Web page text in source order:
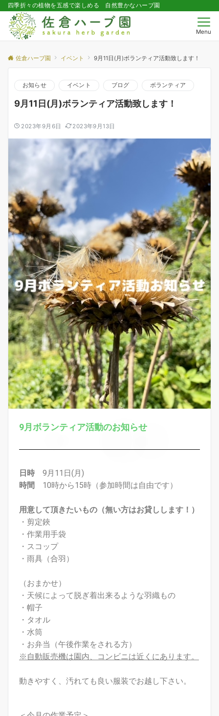
四季折々の植物を五感で楽しめる 自然豊かなハーブ園
Menu
佐倉ハーブ園 イベント 9月11日(月)ボランティア活動致します！
お知らせ イベント ブログ ボランティア
9月11日(月)ボランティア活動致します！
2023年9月6日 2023年9月13日
9月ボランティア活動のお知らせ
日時 9月11日(月)
時間
10時から15時（参加時間は自由です）
用意して頂きたいもの（無い方はお貸しします！）
・剪定鋏
・作業用手袋
・スコップ
・雨具（合羽）
（おまかせ）
・天候によって脱ぎ着出来るような羽織もの
・帽子
・タオル
・水筒
・お弁当（午後作業をされる方）
※自動販売機は園内、コンビニは近くにあります。
動きやすく、汚れても良い服装でお越し下さい。